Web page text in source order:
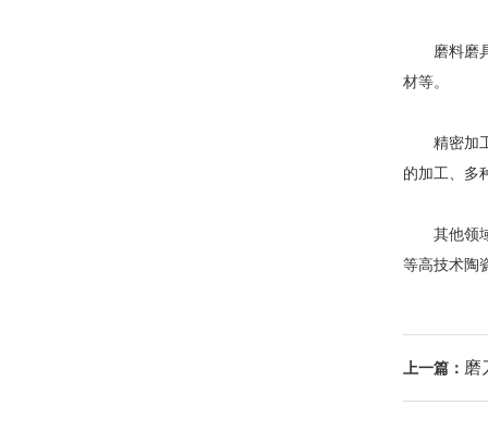
磨料磨具
材等。
精密加工
的加工、多
其他领域
等高技术陶
上一篇： 磨